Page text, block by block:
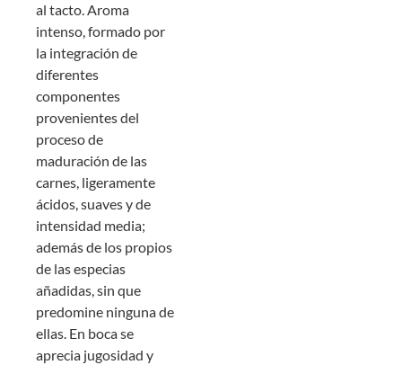
al tacto. Aroma
intenso, formado por
la integración de
diferentes
componentes
provenientes del
proceso de
maduración de las
carnes, ligeramente
ácidos, suaves y de
intensidad media;
además de los propios
de las especias
añadidas, sin que
predomine ninguna de
ellas. En boca se
aprecia jugosidad y